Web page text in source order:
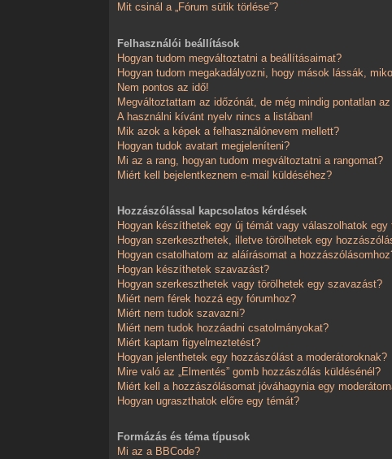
Mit csinál a „Fórum sütik törlése”?
Felhasználói beállítások
Hogyan tudom megváltoztatni a beállításaimat?
Hogyan tudom megakadályozni, hogy mások lássák,
Nem pontos az idő!
Megváltoztattam az időzónát, de még mindig pontatlan az
A használni kívánt nyelv nincs a listában!
Mik azok a képek a felhasználónevem mellett?
Hogyan tudok avatart megjeleníteni?
Mi az a rang, hogyan tudom megváltoztatni a rangomat?
Miért kell bejelentkeznem e-mail küldéséhez?
Hozzászólással kapcsolatos kérdések
Hogyan készíthetek egy új témát vagy válaszolhatok egy
Hogyan szerkeszthetek, illetve törölhetek egy
Hogyan csatolhatom az aláírásomat a
Hogyan készíthetek szavazást?
Hogyan szerkeszthetek vagy törölhetek egy szavazást?
Miért nem férek hozzá egy fórumhoz?
Miért nem tudok szavazni?
Miért nem tudok hozzáadni csatolmányokat?
Miért kaptam figyelmeztetést?
Hogyan jelenthetek egy hozzászólást a moderátoroknak?
Mire való az „Elmentés” gomb hozzászólás küldésénél?
Miért kell a hozzászólásomat jóváhagynia egy
Hogyan ugraszthatok előre egy témát?
Formázás és téma típusok
Mi az a BBCode?